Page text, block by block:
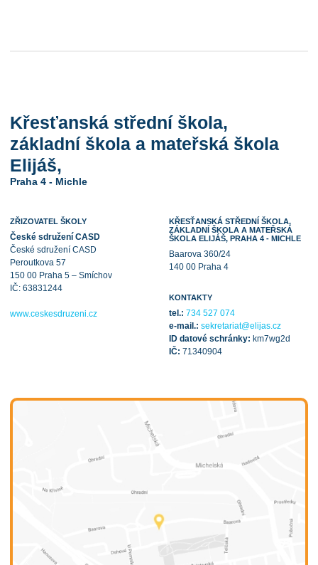
Křesťanská střední škola,
základní škola a mateřská škola
Elijáš,
Praha 4 - Michle
ZŘIZOVATEL ŠKOLY
České sdružení CASD
České sdružení CASD
Peroutkova 57
150 00 Praha 5 – Smíchov
IČ: 63831244
www.ceskesdruzeni.cz
KŘESŤANSKÁ STŘEDNÍ ŠKOLA,
ZÁKLADNÍ ŠKOLA A MATEŘSKÁ
ŠKOLA ELIJÁŠ, PRAHA 4 - MICHLE
Baarova 360/24
140 00 Praha 4
KONTAKTY
tel.: 734 527 074
e-mail.: sekretariat@elijas.cz
ID datové schránky: km7wg2d
IČ: 71340904